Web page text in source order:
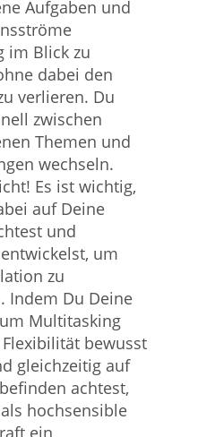
Aufgaben und
im Blick zu
dabei den
verlieren. Du
zwischen
Themen und
wechseln.
Es ist wichtig,
auf Deine
und
um
zu
Indem Du Deine
Multitasking
bewusst
gleichzeitig auf
achtest,
hochsensible
ein